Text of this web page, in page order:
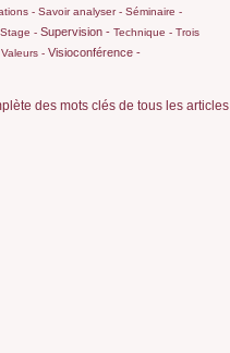
- Savoir analyser - Séminaire -
Stage - Supervision - Technique - Trois
Valeurs - Visioconférence -
des mots clés de tous les articles